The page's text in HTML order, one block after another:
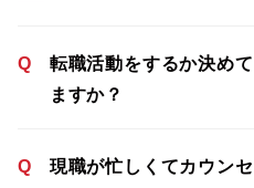
Q
転職活動をするか決め
ますか？
Q 現職が忙しくてカウン